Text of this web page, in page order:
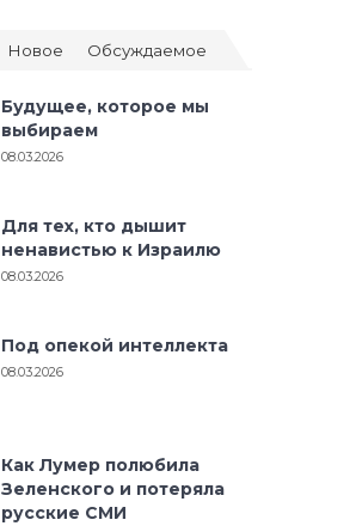
Новое Обсуждаемое
Будущее, которое мы
выбираем
08.03.2026
Для тех, кто дышит
ненавистью к Израилю
08.03.2026
Под опекой интеллекта
08.03.2026
Как Лумер полюбила
Зеленского и потеряла
русские СМИ